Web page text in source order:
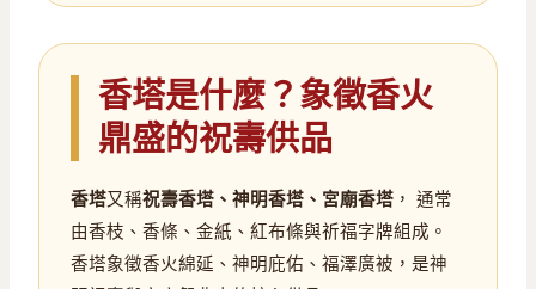
香塔是什麼？象徵香火
鼎盛的祝壽供品
香塔又稱祝壽香塔、神明香塔、宮廟香塔 ， 通常
由香枝、香條、金紙、紅布條與祈福字牌組成。
香塔象徵香火綿延、神明庇佑、福澤廣被，是神